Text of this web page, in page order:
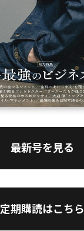
最新号を見る
定期購読はこちら